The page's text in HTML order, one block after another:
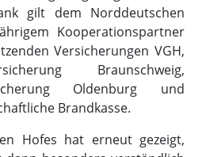
Hofes hat erneut gezeigt,
dann besonders verständlich
vor Ort erlebt werden kann.
und die zahlreichen
bestätigen die
und machen Mut